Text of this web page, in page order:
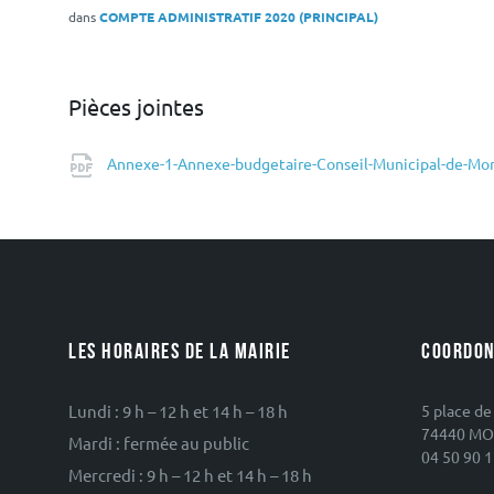
dansCOMPTE ADMINISTRATIF 2020 (PRINCIPAL)
Pièces jointes
Annexe-1-Annexe-budgetaire-Conseil-Municipal-de-
LES HORAIRES DE LA MAIRIE
Lundi : 9 h – 12 h et 14 h – 18 h
Mardi : fermée au public
Mercredi : 9 h – 12 h et 14 h – 18 h
5 place
74440
04 50 90